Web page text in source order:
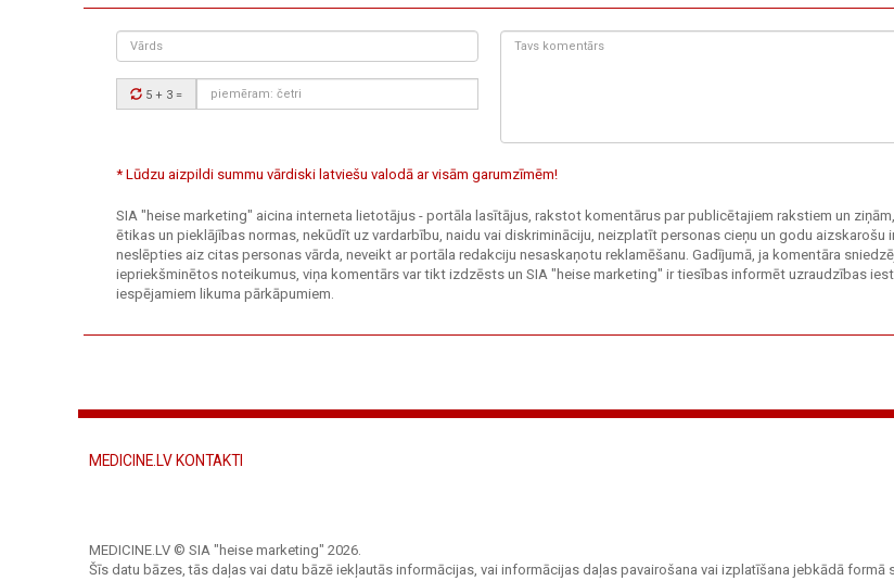
Vārds
Drošības
kods:
5 + 3 =
Tavs
* Lūdzu aizpildi summu vārdiski latviešu valodā ar visām garumzīmēm!
SIA "heise marketing" aicina interneta lietotājus - portāla lasītājus, rakstot komentārus par publicētajiem rakstiem un
ētikas un pieklājības normas, nekūdīt uz vardarbību, naidu vai diskrimināciju, neizplatīt personas cieņu un godu aizskarošu
neslēpties aiz citas personas vārda, neveikt ar portāla redakciju nesaskaņotu reklamēšanu. Gadījumā, ja komentāra
iepriekšminētos noteikumus, viņa komentārs var tikt izdzēsts un SIA "heise marketing" ir tiesības informēt uzraudzības
iespējamiem likuma pārkāpumiem.
MEDICINE.LV KONTAKTI
MEDICINE.LV © SIA "heise marketing" 2026.
Šīs datu bāzes, tās daļas vai datu bāzē iekļautās informācijas, vai informācijas daļas pavairošana vai izplatīšana jebkādā